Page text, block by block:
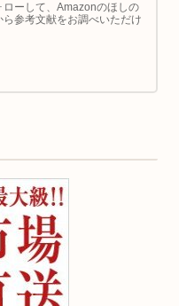
ローして、Amazonのほしの
ら参考文献をお調べいただけ